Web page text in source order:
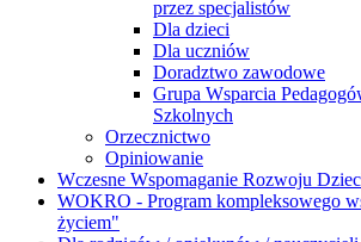
przez specjalistów
Dla dzieci
Dla uczniów
Doradztwo zawodowe
Grupa Wsparcia
Szkolnych
Orzecznictwo
Opiniowanie
Wczesne Wspomaganie Rozwoju
WOKRO - Program kompleksowego
życiem"